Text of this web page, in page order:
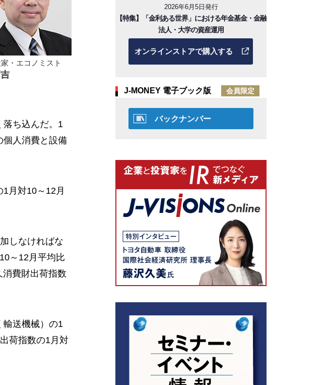
・エコノミスト
落ち込んだ。1
個人消費と設備
月対10～12月
しなければな
～12月平均比
費財出荷指数
輸送機械）の1
荷指数の1月対
2026年6月5日発行
【特集】「金利ある世界」における年金基金・金融
法人・大学の資産運用
オンラインストアで購入する
J-MONEY 電子ブック版 会員限定
バックナンバー